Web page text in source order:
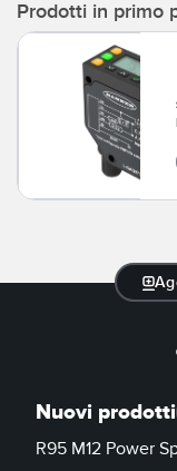
Prodotti in primo
Nuovi prodotti
R95 M12 Power